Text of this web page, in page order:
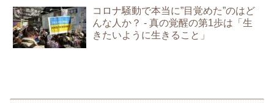
コロナ騒動で本当に”目覚めた”のはど
んな人か？ - 真の覚醒の第1歩は「生
きたいように生きること」